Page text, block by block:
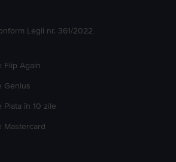
Legii nr. 361/2022
Flip Again
Genius
Plata în 10 zile
Mastercard